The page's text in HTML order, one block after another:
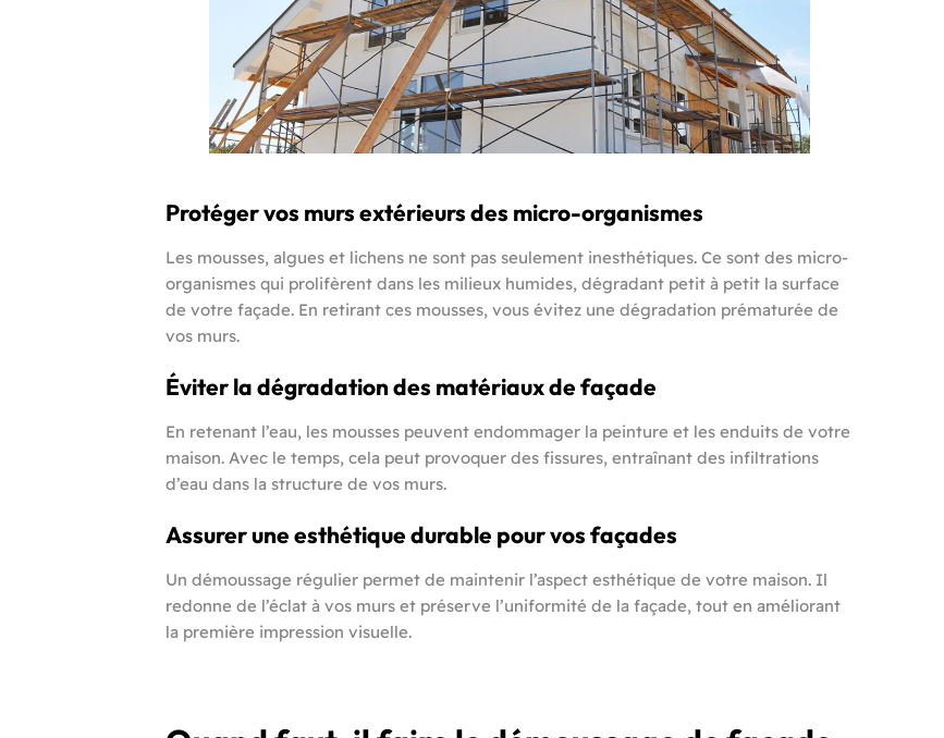
Protéger vos murs extérieurs des micro-organismes
Les mousses, algues et lichens ne sont pas seulement inesthétiques. Ce sont des micro-
organismes qui prolifèrent dans les milieux humides, dégradant petit à petit la surface
de votre façade. En retirant ces mousses, vous évitez une dégradation prématurée de
vos murs.
Éviter la dégradation des matériaux de façade
En retenant l’eau, les mousses peuvent endommager la peinture et les enduits de votre
maison. Avec le temps, cela peut provoquer des fissures, entraînant des infiltrations
d’eau dans la structure de vos murs.
Assurer une esthétique durable pour vos façades
Un démoussage régulier permet de maintenir l’aspect esthétique de votre maison. Il
redonne de l’éclat à vos murs et préserve l’uniformité de la façade, tout en améliorant
la première impression visuelle.